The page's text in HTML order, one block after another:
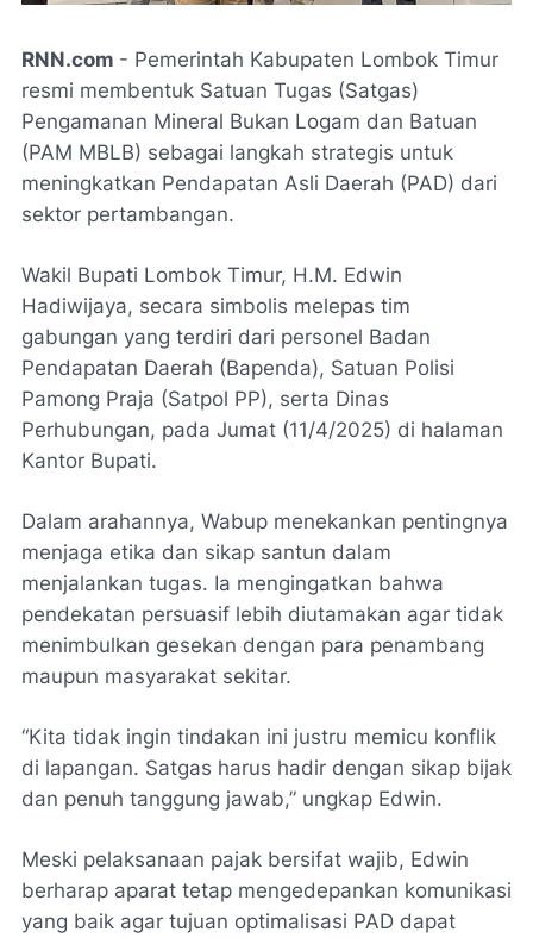
RNN.com - Pemerintah Kabupaten Lombok Timur
resmi membentuk Satuan Tugas (Satgas)
Pengamanan Mineral Bukan Logam dan Batuan
(PAM MBLB) sebagai langkah strategis untuk
meningkatkan Pendapatan Asli Daerah (PAD) dari
sektor pertambangan.
Wakil Bupati Lombok Timur, H.M. Edwin
Hadiwijaya, secara simbolis melepas tim
gabungan yang terdiri dari personel Badan
Pendapatan Daerah (Bapenda), Satuan Polisi
Pamong Praja (Satpol PP), serta Dinas
Perhubungan, pada Jumat (11/4/2025) di halaman
Kantor Bupati.
Dalam arahannya, Wabup menekankan pentingnya
menjaga etika dan sikap santun dalam
menjalankan tugas. Ia mengingatkan bahwa
pendekatan persuasif lebih diutamakan agar tidak
menimbulkan gesekan dengan para penambang
maupun masyarakat sekitar.
“Kita tidak ingin tindakan ini justru memicu konflik
di lapangan. Satgas harus hadir dengan sikap bijak
dan penuh tanggung jawab,” ungkap Edwin.
Meski pelaksanaan pajak bersifat wajib, Edwin
berharap aparat tetap mengedepankan komunikasi
yang baik agar tujuan optimalisasi PAD dapat